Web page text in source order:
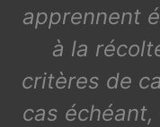
apprennent
à la
critères de
cas